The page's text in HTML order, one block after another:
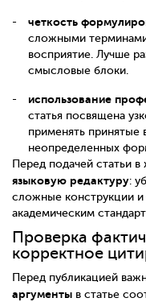
четкость
сложными
восприятие. Лучше
смысловые блоки.
использование
статья посвящена
применять принятые
неопределенных
Перед подачей статьи
языковую редактуру:
сложные конструкции и
академическим
Проверка
корректное
Перед публикацией
аргументы в статье